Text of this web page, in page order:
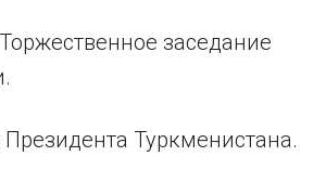
заседание
Туркменистана.